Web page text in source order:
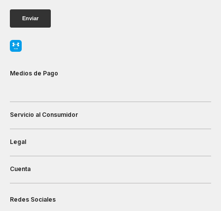
Medios de Pago
Servicio al Consumidor
Legal
Cuenta
Redes Sociales